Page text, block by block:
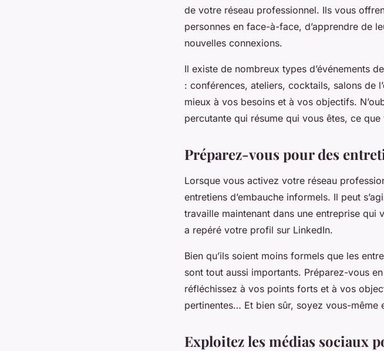
de votre réseau professionnel. Ils vous
personnes en face-à-face, d’apprendre de
nouvelles connexions.
Il existe de nombreux types d’événements
: conférences, ateliers, cocktails, salons de
mieux à vos besoins et à vos objectifs.
percutante qui résume qui vous êtes, ce
Préparez-vous pour des
Lorsque vous activez votre réseau
entretiens d’embauche informels. Il peut
travaille maintenant dans une entreprise qui
a repéré votre profil sur LinkedIn.
Bien qu’ils soient moins formels que les
sont tout aussi importants. Préparez-vous
réfléchissez à vos points forts et à vos
pertinentes… Et bien sûr, soyez vous-même
Exploitez les médias sociaux